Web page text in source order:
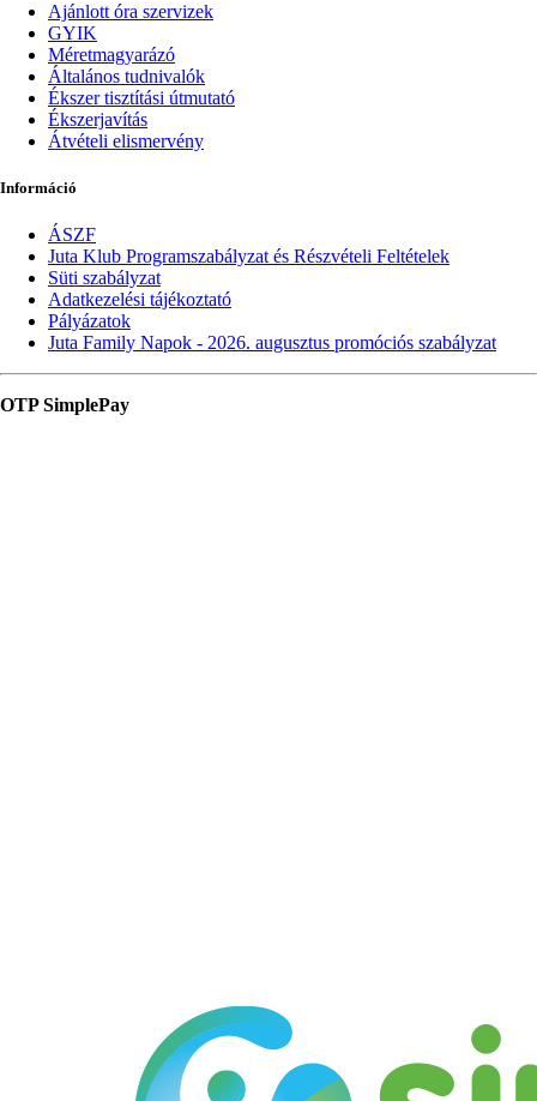
Ajánlott óra szervizek
GYIK
Méretmagyarázó
Általános tudnivalók
Ékszer tisztítási útmutató
Ékszerjavítás
Átvételi elismervény
Információ
ÁSZF
Juta Klub Programszabályzat és Részvételi Feltételek
Süti szabályzat
Adatkezelési tájékoztató
Pályázatok
Juta Family Napok - 2026. augusztus promóciós szabályzat
OTP SimplePay